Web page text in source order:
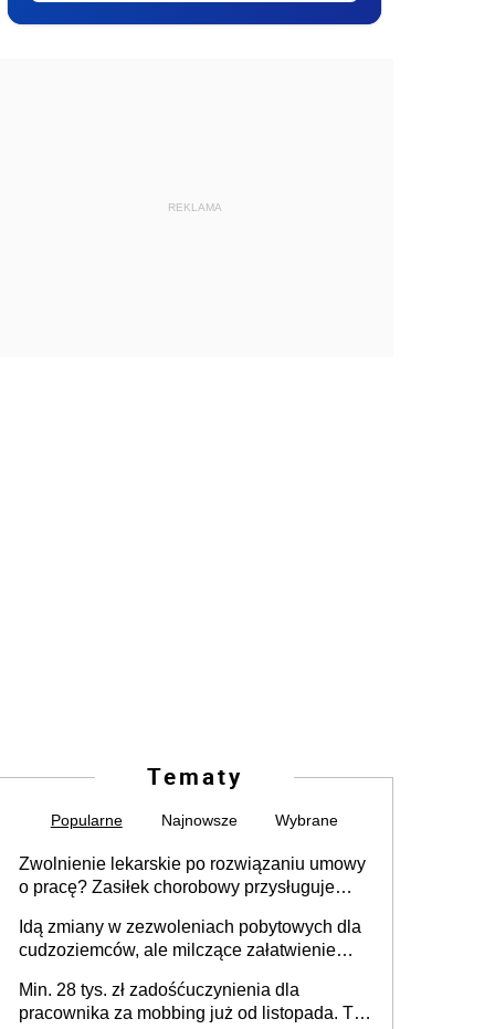
REKLAMA
Tematy
Popularne Najnowsze Wybrane
Zwolnienie lekarskie po rozwiązaniu umowy
o pracę? Zasiłek chorobowy przysługuje
dni od ustania stosunku pracy
Idą zmiany w zezwoleniach pobytowych dla
cudzoziemców, ale milczące załatwienie
Min. 28 tys. zł zadośćuczynienia dla
pracownika za mobbing już od listopada. To